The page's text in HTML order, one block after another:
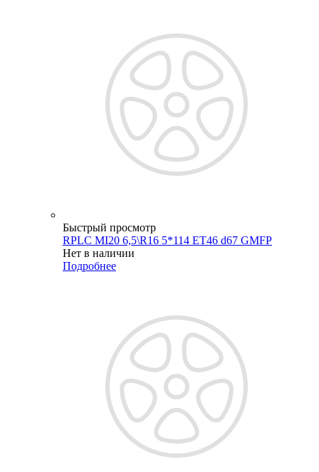
Быстрый просмотр
RPLC MI20 6,5\R16 5*114 ET46 d67 GMFP
Нет в наличии
Подробнее